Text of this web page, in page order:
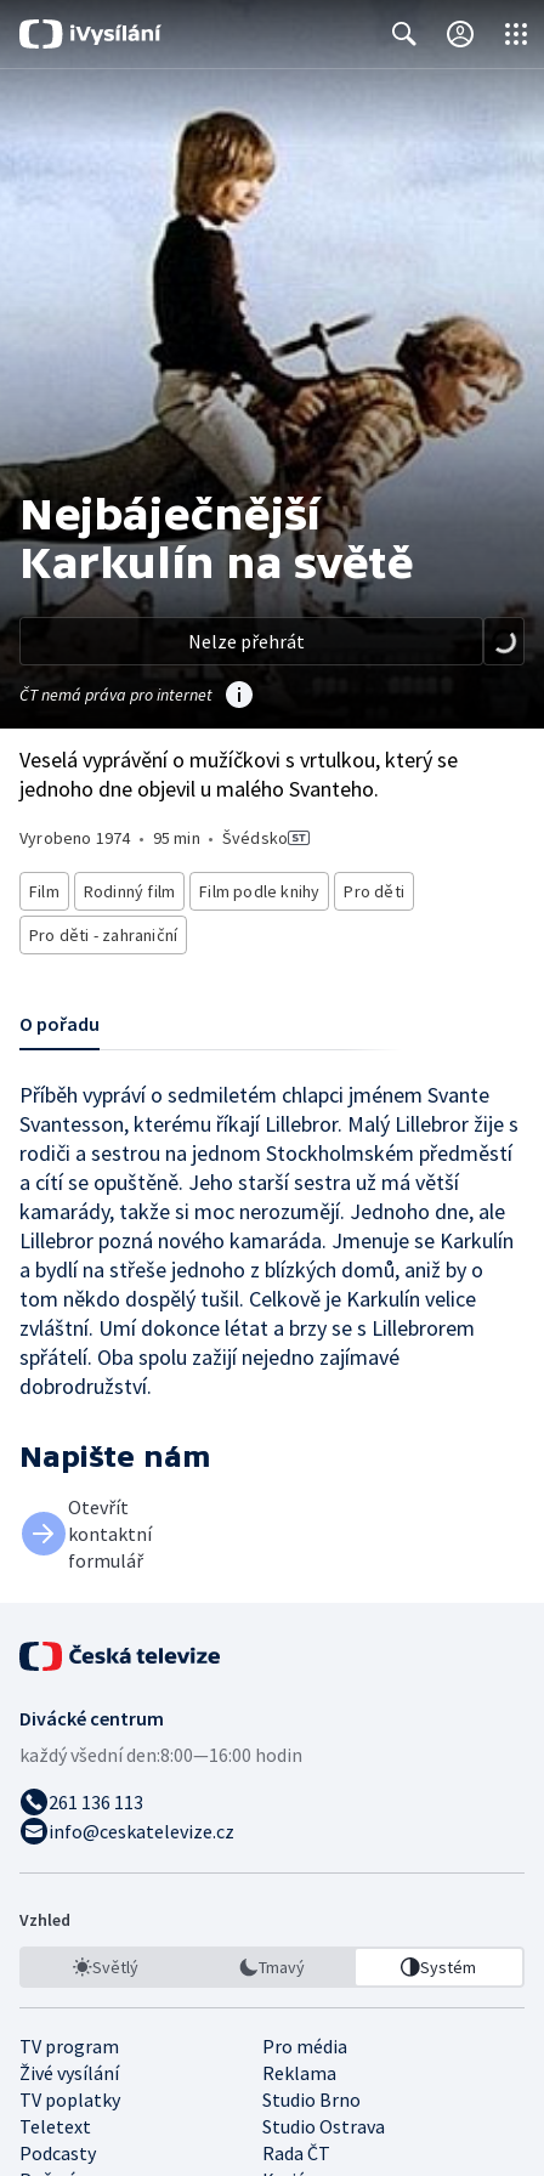
Nejbáječnější
Karkulín na světě
Nelze přehrát
ČT nemá práva pro internet
Veselá vyprávění o mužíčkovi s vrtulkou, který se
jednoho dne objevil u malého Svanteho.
Vyrobeno 1974• 95 min • Švédsko
Film Rodinný film Film podle knihy
Pro děti
Pro děti - zahraniční
O pořadu
Příběh vypráví o sedmiletém chlapci jménem Svante
Svantesson, kterému říkají Lillebror. Malý Lillebror žije s
rodiči a sestrou na jednom Stockholmském předměstí
a cítí se opuštěně. Jeho starší sestra už má větší
kamarády, takže si moc nerozumějí. Jednoho dne, ale
Lillebror pozná nového kamaráda. Jmenuje se Karkulín
a bydlí na střeše jednoho z blízkých domů, aniž by o
tom někdo dospělý tušil. Celkově je Karkulín velice
zvláštní. Umí dokonce létat a brzy se s Lillebrorem
spřátelí. Oba spolu zažijí nejedno zajímavé
dobrodružství.
Napište nám
Otevřít
kontaktní
formulář
Divácké centrum
každý všední den:8:00—16:00 hodin
261 136 113
info@ceskatelevize.cz
Vzhled
Světlý Tmavý Systém
TV program
Pro média
Živé vysílání
Reklama
TV poplatky
Studio Brno
Teletext
Studio Ostrava
Podcasty
Rada ČT